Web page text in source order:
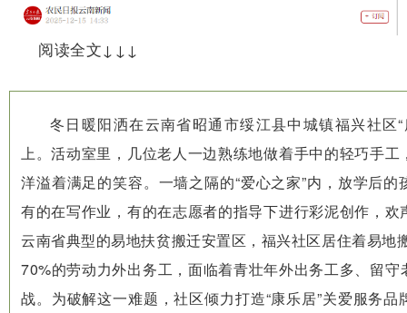
阅读全文↓↓↓
冬日暖阳洒在云南省昭通市绥江县中城镇福兴社区
上。活动室里，几位老人一边熟练地做着手中的轻巧手
洋溢着满足的笑容。一墙之隔的“爱心之家”内，放学后
有的在写作业，有的在志愿者的指导下进行彩泥创作，
云南省典型的易地扶贫搬迁安置区，福兴社区居住着易地
70%的劳动力外出务工，面临着青壮年外出务工多、留
战。为破解这一难题，社区倾力打造“康乐居”关爱服务